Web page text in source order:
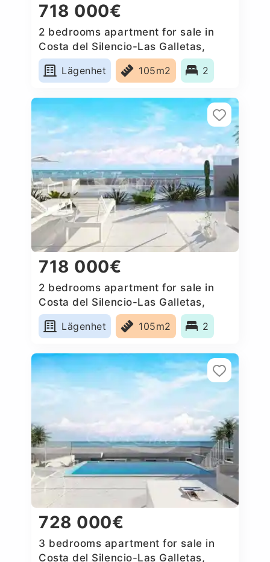
718 000€
2 bedrooms apartment for sale in
Costa del Silencio-Las Galletas,
Spain
Lägenhet
105m2 2
718 000€
2 bedrooms apartment for sale in
Costa del Silencio-Las Galletas,
Spain
Lägenhet
105m2 2
728 000€
3 bedrooms apartment for sale in
Costa del Silencio-Las Galletas,